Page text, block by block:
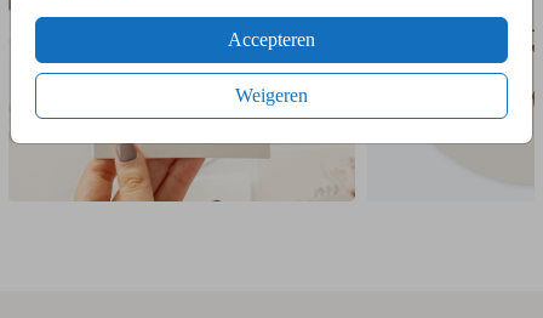
Accepteren
Weigeren